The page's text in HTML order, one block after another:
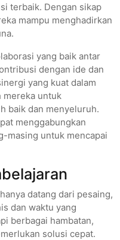
terbaik. Dengan sikap
mampu menghadirkan
yang baik antar
dengan ide dan
yang kuat dalam
mereka untuk
baik dan menyeluruh.
menggabungkan
masing untuk mencapai
datang dari pesaing,
dan waktu yang
berbagai hambatan,
solusi cepat.